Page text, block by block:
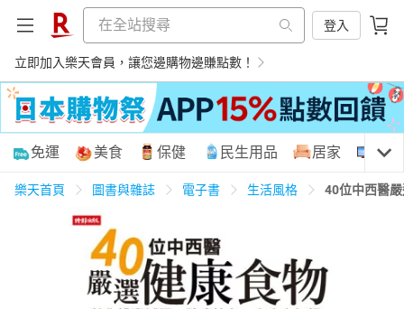
登入
立即加入樂天會員，讓您邊購物邊賺點數！
購物網分類
美食蛋糕
免運 美食 保健 民生用品 居家 3C
樂天首頁 圖書與雜誌 電子書 生活風格 40位中西醫